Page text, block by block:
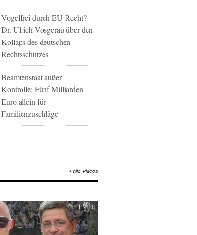
Vogelfrei durch EU-Recht?
Dr. Ulrich Vosgerau über den
Kollaps des deutschen
Rechtsschutzes
Beamtenstaat außer
Kontrolle: Fünf Milliarden
Euro allein für
Familienzuschläge
» alle Videos